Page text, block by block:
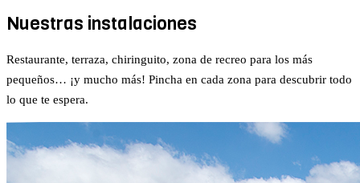
Nuestras instalaciones
Restaurante, terraza, chiringuito, zona de recreo para los más
pequeños… ¡y mucho más! Pincha en cada zona para descubrir todo
lo que te espera.